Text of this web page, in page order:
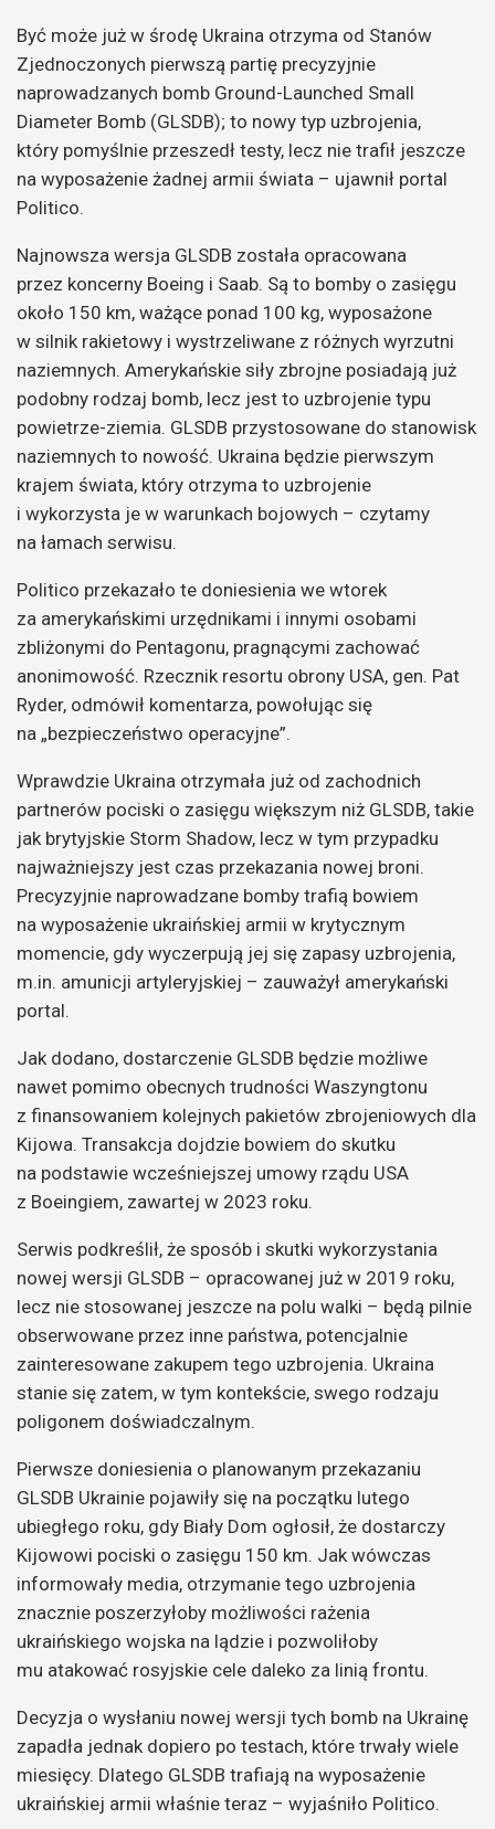
Być może już w środę Ukraina otrzyma od Stanów
Zjednoczonych pierwszą partię precyzyjnie
naprowadzanych bomb Ground-Launched Small
Diameter Bomb (GLSDB); to nowy typ uzbrojenia,
który pomyślnie przeszedł testy, lecz nie trafił jeszcze
na wyposażenie żadnej armii świata – ujawnił portal
Politico.
Najnowsza wersja GLSDB została opracowana
przez koncerny Boeing i Saab. Są to bomby o zasięgu
około 150 km, ważące ponad 100 kg, wyposażone
w silnik rakietowy i wystrzeliwane z różnych wyrzutni
naziemnych. Amerykańskie siły zbrojne posiadają już
podobny rodzaj bomb, lecz jest to uzbrojenie typu
powietrze-ziemia. GLSDB przystosowane do stanowisk
naziemnych to nowość. Ukraina będzie pierwszym
krajem świata, który otrzyma to uzbrojenie
i wykorzysta je w warunkach bojowych – czytamy
na łamach serwisu.
Politico przekazało te doniesienia we wtorek
za amerykańskimi urzędnikami i innymi osobami
zbliżonymi do Pentagonu, pragnącymi zachować
anonimowość. Rzecznik resortu obrony USA, gen. Pat
Ryder, odmówił komentarza, powołując się
na „bezpieczeństwo operacyjne”.
Wprawdzie Ukraina otrzymała już od zachodnich
partnerów pociski o zasięgu większym niż GLSDB, takie
jak brytyjskie Storm Shadow, lecz w tym przypadku
najważniejszy jest czas przekazania nowej broni.
Precyzyjnie naprowadzane bomby trafią bowiem
na wyposażenie ukraińskiej armii w krytycznym
momencie, gdy wyczerpują jej się zapasy uzbrojenia,
m.in. amunicji artyleryjskiej – zauważył amerykański
portal.
Jak dodano, dostarczenie GLSDB będzie możliwe
nawet pomimo obecnych trudności Waszyngtonu
z finansowaniem kolejnych pakietów zbrojeniowych dla
Kijowa. Transakcja dojdzie bowiem do skutku
na podstawie wcześniejszej umowy rządu USA
z Boeingiem, zawartej w 2023 roku.
Serwis podkreślił, że sposób i skutki wykorzystania
nowej wersji GLSDB – opracowanej już w 2019 roku,
lecz nie stosowanej jeszcze na polu walki – będą pilnie
obserwowane przez inne państwa, potencjalnie
zainteresowane zakupem tego uzbrojenia. Ukraina
stanie się zatem, w tym kontekście, swego rodzaju
poligonem doświadczalnym.
Pierwsze doniesienia o planowanym przekazaniu
GLSDB Ukrainie pojawiły się na początku lutego
ubiegłego roku, gdy Biały Dom ogłosił, że dostarczy
Kijowowi pociski o zasięgu 150 km. Jak wówczas
informowały media, otrzymanie tego uzbrojenia
znacznie poszerzyłoby możliwości rażenia
ukraińskiego wojska na lądzie i pozwoliłoby
mu atakować rosyjskie cele daleko za linią frontu.
Decyzja o wysłaniu nowej wersji tych bomb na Ukrainę
zapadła jednak dopiero po testach, które trwały wiele
miesięcy. Dlatego GLSDB trafiają na wyposażenie
ukraińskiej armii właśnie teraz – wyjaśniło Politico.